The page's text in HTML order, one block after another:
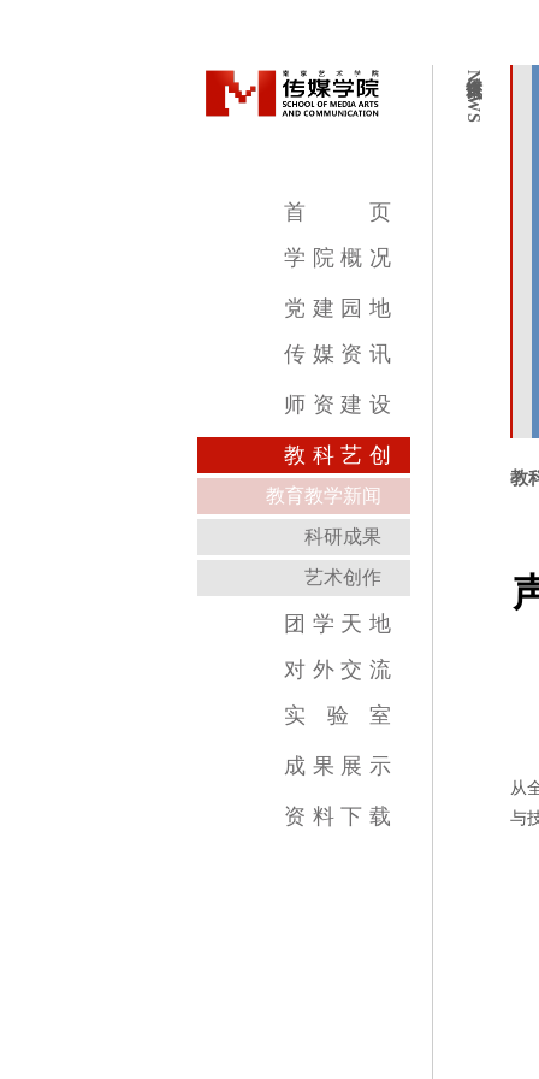
首
页
学 院 概 况
学院简介
学院领导
机构设置
教学设施
专业介绍
党 建 园 地
传 媒 资 讯
传媒新闻
传媒公告
传媒艺讯
师 资 建 设
广播电视编导专业
动画专业
数字媒体艺术专业
录音艺术专业
摄影专业
广告学专业
影视摄影与制作专业
基础部
教 科 艺 创
教育教学新闻
科研成果
艺术创作
团 学 天 地
对 外 交 流
实
验 室
国家示范中心
虚拟实践教育中心
传媒实验教学平台
虚拟仿真教学中心
跨学科综合训练中心
数字图像教育中心
成 果 展 示
视频类
数媒类
摄影类
广告类
录音类
美术类
资 料 下 载
NEWS
教
从
与